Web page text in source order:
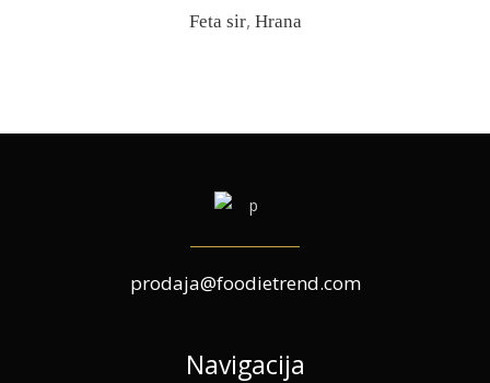
Feta sir, Hrana
prodaja@foodietrend.com
Navigacija